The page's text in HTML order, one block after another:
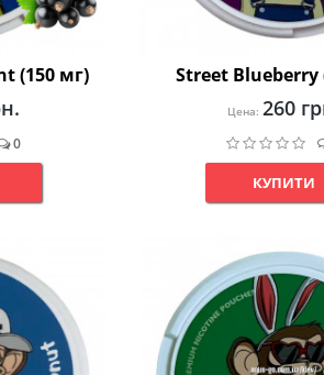
(150 мг)
0
Street Blueberry
Цена:260
КУПИТИ